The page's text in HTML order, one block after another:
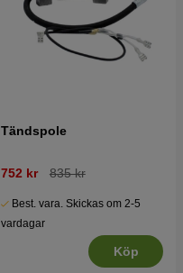
Tändspole
752 kr 835 kr
Best. vara. Skickas om 2-5
vardagar
Köp